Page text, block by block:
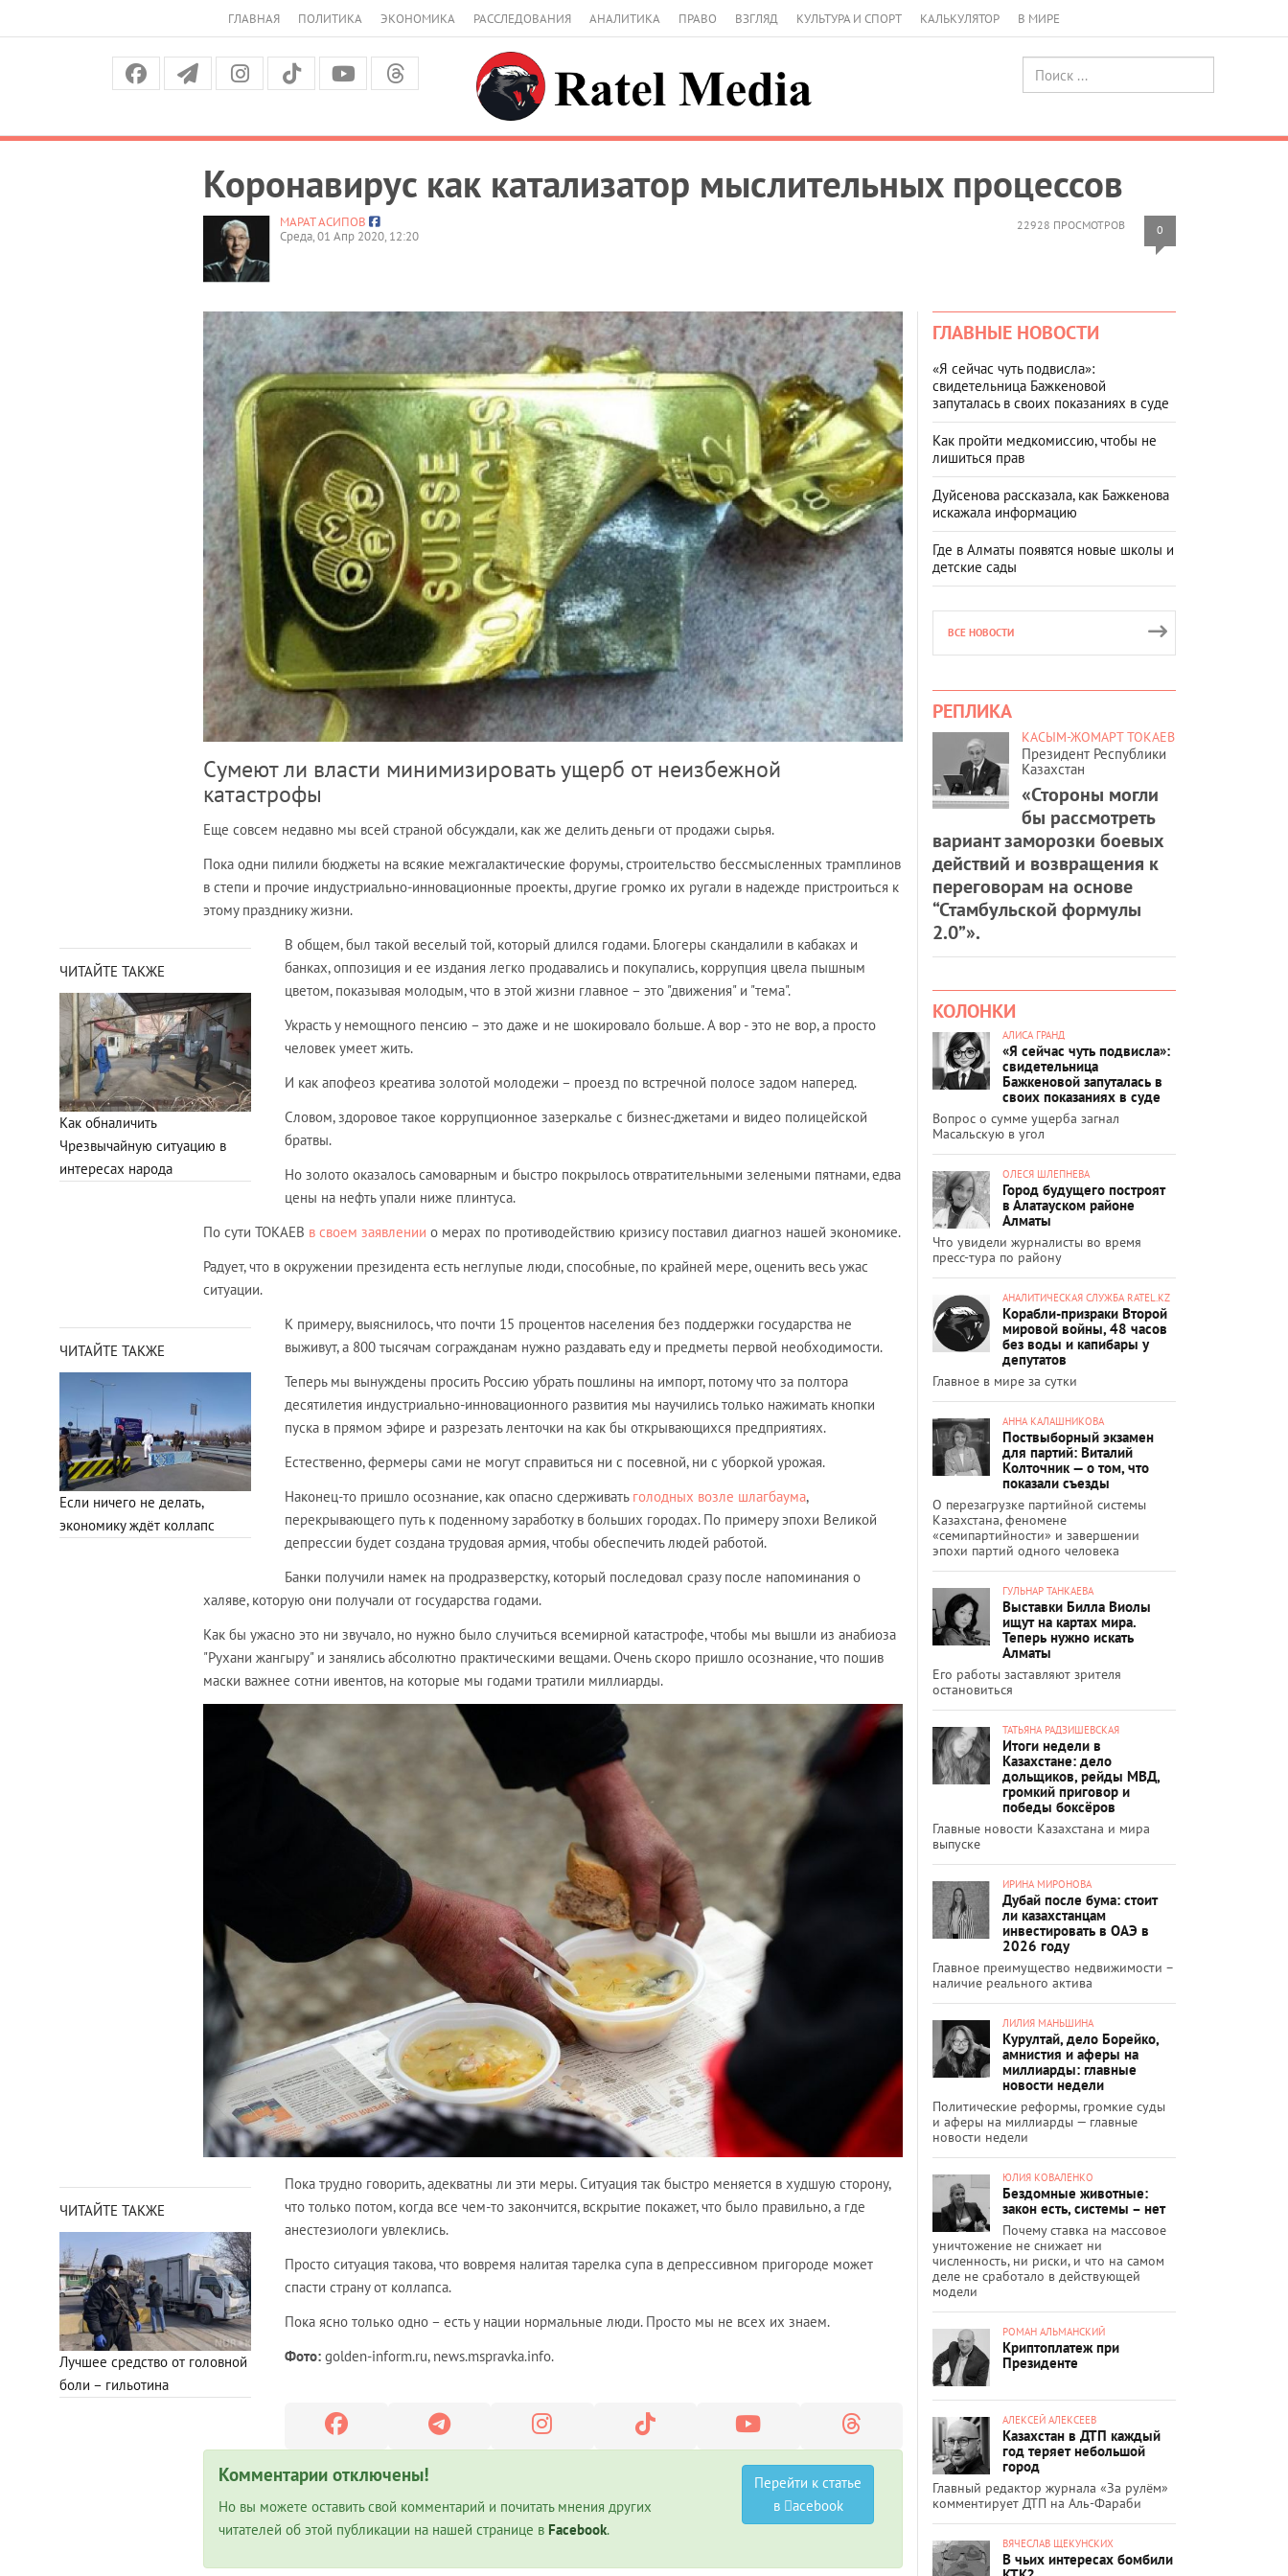
ГЛАВНАЯ ПОЛИТИКА ЭКОНОМИКА РАССЛЕДОВАНИЯ АНАЛИТИКА ПРАВО ВЗГЛЯД КУЛЬТУРА И СПОРТ КАЛЬКУЛЯТОР В МИРЕ
Коронавирус как катализатор мыслительных процессов
22928 ПРОСМОТРОВ 0
МАРАТ АСИПОВ
Среда, 01 Апр 2020, 12:20
Сумеют ли власти минимизировать ущерб от неизбежной
катастрофы
Еще совсем недавно мы всей страной обсуждали, как же делить деньги от продажи сырья.
Пока одни пилили бюджеты на всякие межгалактические форумы, строительство бессмысленных трамплинов
в степи и прочие индустриально-инновационные проекты, другие громко их ругали в надежде пристроиться к
этому празднику жизни.
ЧИТАЙТЕ ТАКЖЕ
Как обналичить
Чрезвычайную ситуацию в
интересах народа
В общем, был такой веселый той, который длился годами. Блогеры скандалили в кабаках и
банках, оппозиция и ее издания легко продавались и покупались, коррупция цвела пышным
цветом, показывая молодым, что в этой жизни главное – это "движения" и "тема".
Украсть у немощного пенсию – это даже и не шокировало больше. А вор - это не вор, а просто
человек умеет жить.
И как апофеоз креатива золотой молодежи – проезд по встречной полосе задом наперед.
Словом, здоровое такое коррупционное зазеркалье с бизнес-джетами и видео полицейской
братвы.
Но золото оказалось самоварным и быстро покрылось отвратительными зелеными пятнами, едва
цены на нефть упали ниже плинтуса.
По сути ТОКАЕВ в своем заявлении о мерах по противодействию кризису поставил диагноз нашей экономике.
Радует, что в окружении президента есть неглупые люди, способные, по крайней мере, оценить весь ужас
ситуации.
ЧИТАЙТЕ ТАКЖЕ
Если ничего не делать,
экономику ждёт коллапс
К примеру, выяснилось, что почти 15 процентов населения без поддержки государства не
выживут, а 800 тысячам согражданам нужно раздавать еду и предметы первой необходимости.
Теперь мы вынуждены просить Россию убрать пошлины на импорт, потому что за полтора
десятилетия индустриально-инновационного развития мы научились только нажимать кнопки
пуска в прямом эфире и разрезать ленточки на как бы открывающихся предприятиях.
Естественно, фермеры сами не могут справиться ни с посевной, ни с уборкой урожая.
Наконец-то пришло осознание, как опасно сдерживать голодных возле шлагбаума,
перекрывающего путь к поденному заработку в больших городах. По примеру эпохи Великой
депрессии будет создана трудовая армия, чтобы обеспечить людей работой.
Банки получили намек на продразверстку, который последовал сразу после напоминания о
халяве, которую они получали от государства годами.
Как бы ужасно это ни звучало, но нужно было случиться всемирной катастрофе, чтобы мы вышли из анабиоза
"Рухани жангыру" и занялись абсолютно практическими вещами. Очень скоро пришло осознание, что пошив
маски важнее сотни ивентов, на которые мы годами тратили миллиарды.
ЧИТАЙТЕ ТАКЖЕ
Лучшее средство от головной
боли – гильотина
Пока трудно говорить, адекватны ли эти меры. Ситуация так быстро меняется в худшую сторону,
что только потом, когда все чем-то закончится, вскрытие покажет, что было правильно, а где
анестезиологи увлеклись.
Просто ситуация такова, что вовремя налитая тарелка супа в депрессивном пригороде может
спасти страну от коллапса.
Пока ясно только одно – есть у нации нормальные люди. Просто мы не всех их знаем.
Фото: golden-inform.ru, news.mspravka.info.
Комментарии отключены!
Но вы можете оставить свой комментарий и почитать мнения других
читателей об этой публикации на нашей странице в Facebook.
Перейти к статье
в
acebook
ГЛАВНЫЕ НОВОСТИ
«Я сейчас чуть подвисла»:
свидетельница Бажкеновой
запуталась в своих показаниях в суде
Как пройти медкомиссию, чтобы не
лишиться прав
Дуйсенова рассказала, как Бажкенова
искажала информацию
Где в Алматы появятся новые школы и
детские сады
ВСЕ НОВОСТИ
РЕПЛИКА
КАСЫМ-ЖОМАРТ ТОКАЕВ
Президент Республики
Казахстан
«Стороны могли
бы рассмотреть
вариант заморозки боевых
действий и возвращения к
переговорам на основе
“Стамбульской формулы
2.0”».
КОЛОНКИ
АЛИСА ГРАНД
«Я сейчас чуть подвисла»:
свидетельница
Бажкеновой запуталась в
своих показаниях в суде
Вопрос о сумме ущерба загнал
Масальскую в угол
ОЛЕСЯ ШЛЕПНЕВА
Город будущего построят
в Алатауском районе
Алматы
Что увидели журналисты во время
пресс-тура по району
АНАЛИТИЧЕСКАЯ СЛУЖБА RATEL.KZ
Корабли-призраки Второй
мировой войны, 48 часов
без воды и капибары у
депутатов
Главное в мире за сутки
АННА КАЛАШНИКОВА
Поствыборный экзамен
для партий: Виталий
Колточник — о том, что
показали съезды
О перезагрузке партийной системы
Казахстана, феномене
«семипартийности» и завершении
эпохи партий одного человека
ГУЛЬНАР ТАНКАЕВА
Выставки Билла Виолы
ищут на картах мира.
Теперь нужно искать
Алматы
Его работы заставляют зрителя
остановиться
ТАТЬЯНА РАДЗИШЕВСКАЯ
Итоги недели в
Казахстане: дело
дольщиков, рейды МВД,
громкий приговор и
победы боксёров
Главные новости Казахстана и мира
выпуске
ИРИНА МИРОНОВА
Дубай после бума: стоит
ли казахстанцам
инвестировать в ОАЭ в
2026 году
Главное преимущество недвижимости –
наличие реального актива
ЛИЛИЯ МАНЬШИНА
Курултай, дело Борейко,
амнистия и аферы на
миллиарды: главные
новости недели
Политические реформы, громкие суды
и аферы на миллиарды — главные
новости недели
ЮЛИЯ КОВАЛЕНКО
Бездомные животные:
закон есть, системы – нет
Почему ставка на массовое
уничтожение не снижает ни
численность, ни риски, и что на самом
деле не сработало в действующей
модели
РОМАН АЛЬМАНСКИЙ
Криптоплатеж при
Президенте
АЛЕКСЕЙ АЛЕКСЕЕВ
Казахстан в ДТП каждый
год теряет небольшой
город
Главный редактор журнала «За рулём»
комментирует ДТП на Аль-Фараби
ВЯЧЕСЛАВ ЩЕКУНСКИХ
В чьих интересах бомбили